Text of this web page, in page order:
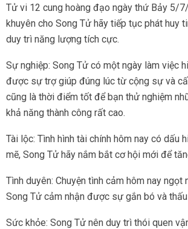
Tử vi 12 cung hoàng đạo ngày thứ Bảy 5/
khuyên cho Song Tử hãy tiếp tục phát huy
duy trì năng lượng tích cực.
Sự nghiệp: Song Tử có một ngày làm việc
được sự trợ giúp đúng lúc từ cộng sự và
cũng là thời điểm tốt để bạn thử nghiệm
khả năng thành công rất cao.
Tài lộc: Tình hình tài chính hôm nay có dấu
mẽ, Song Tử hãy nắm bắt cơ hội mới để
Tình duyên: Chuyện tình cảm hôm nay ngọt
Song Tử cảm nhận được sự gắn bó và
Sức khỏe: Song Tử nên duy trì thói quen